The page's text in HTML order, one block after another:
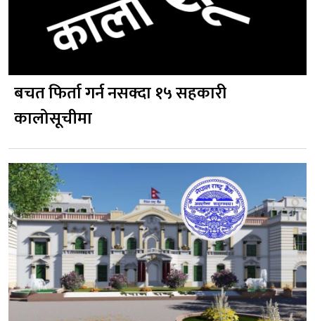
बचत फिर्ता गर्न नसक्दा १५ सहकारी
कालोसूचीमा